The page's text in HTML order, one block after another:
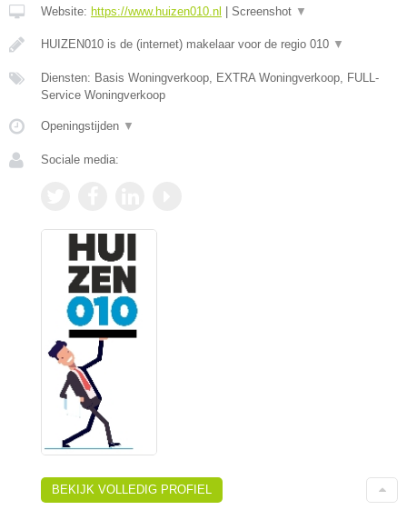
Website: https://www.huizen010.nl Screenshot ▼
HUIZEN010 is de (internet) makelaar voor de regio 010 ▼
Diensten: Basis Woningverkoop, EXTRA Woningverkoop, FULL-
Service Woningverkoop
Openingstijden ▼
Sociale media:
BEKIJK VOLLEDIG PROFIEL